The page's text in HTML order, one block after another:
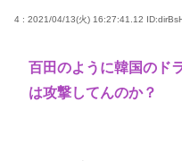
4 : 2021/04/13(火) 16:27:41.12
百田のように韓国のド
は攻撃してんのか？